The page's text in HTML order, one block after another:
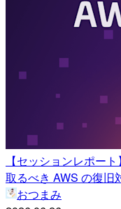
【セッションレポー
取るべき AWS の復旧
おつまみ